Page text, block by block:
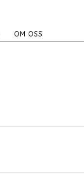
OM OSS